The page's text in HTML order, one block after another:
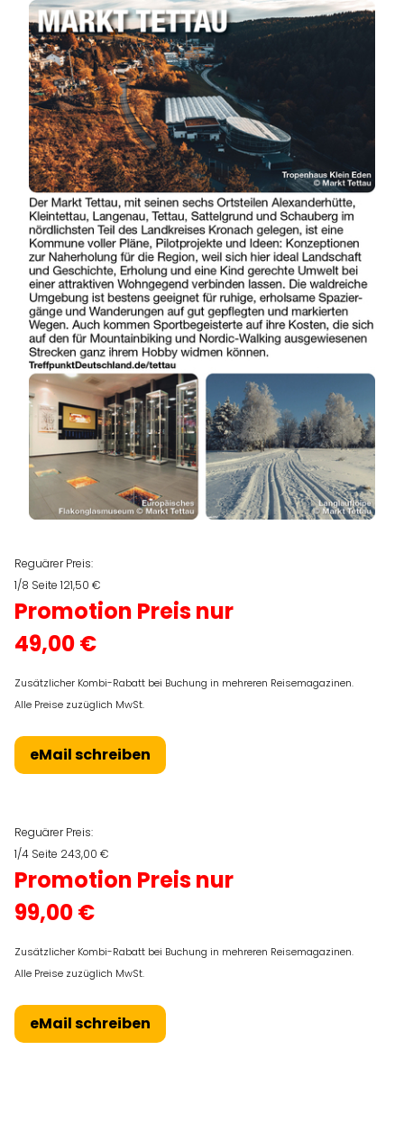
Reguärer Preis:
1/8 Seite 121,50 €
Promotion Preis nur
49,00 €
Zusätzlicher Kombi-Rabatt bei Buchung in mehreren Reisemagazinen.
Alle Preise zuzüglich MwSt.
eMail schreiben
Reguärer Preis:
1/4 Seite 243,00 €
Promotion Preis nur
99,00 €
Zusätzlicher Kombi-Rabatt bei Buchung in mehreren Reisemagazinen.
Alle Preise zuzüglich MwSt.
eMail schreiben